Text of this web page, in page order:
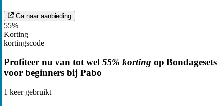
Ga naar aanbieding
55%
Korting
kortingscode
Profiteer nu van tot wel 55% korting op Bondagesets
voor beginners bij Pabo
1 keer gebruikt